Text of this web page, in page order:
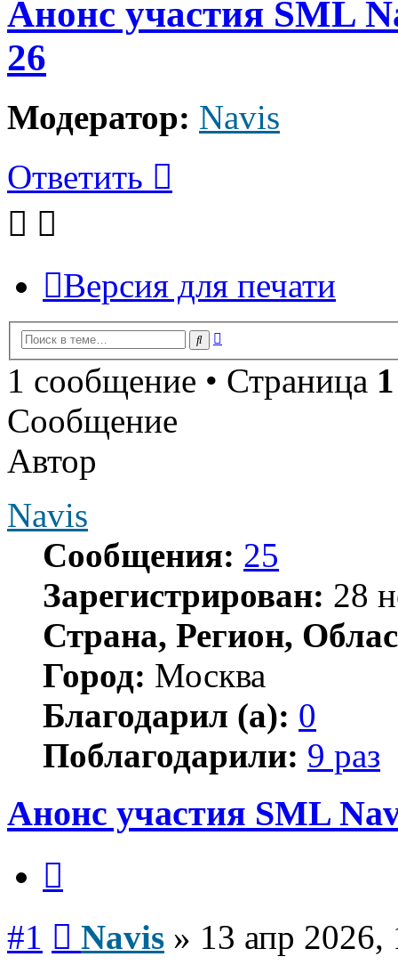
Анонс участия SML
26
Модератор: Navis
Ответить
Версия для печати
Поиск
1 сообщение • Страница 1
Сообщение
Автор
Navis
Сообщения: 25
Зарегистрирован: 28
Страна, Регион,
Город: Москва
Благодарил (а): 0
Поблагодарили: 9 раз
Анонс участия SML
#1 Navis » 13 апр 2026,